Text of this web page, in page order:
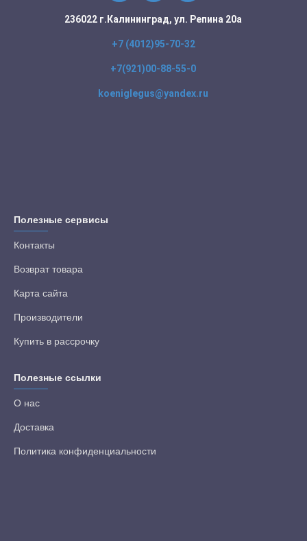
236022 г.Калининград, ул. Репина 20а
+7 (4012)95-70-32
+7(921)00-88-55-0
koeniglegus@yandex.ru
Полезные сервисы
Контакты
Возврат товара
Карта сайта
Производители
Купить в рассрочку
Полезные ссылки
О нас
Доставка
Политика конфиденциальности